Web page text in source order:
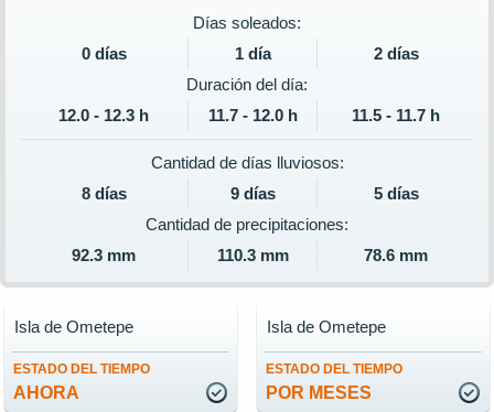
Días soleados:
0 días
1 día
2 días
Duración del día:
12.0 - 12.3 h
11.7 - 12.0 h 11.5 - 11.7 h
Cantidad de días lluviosos:
8 días
9 días
5 días
Cantidad de precipitaciones:
92.3 mm
110.3 mm 78.6 mm
ESTADO DEL TIEMPO
AHORA
Isla de Ometepe
ESTADO DEL TIEMPO
POR MESES
Isla de Ometepe